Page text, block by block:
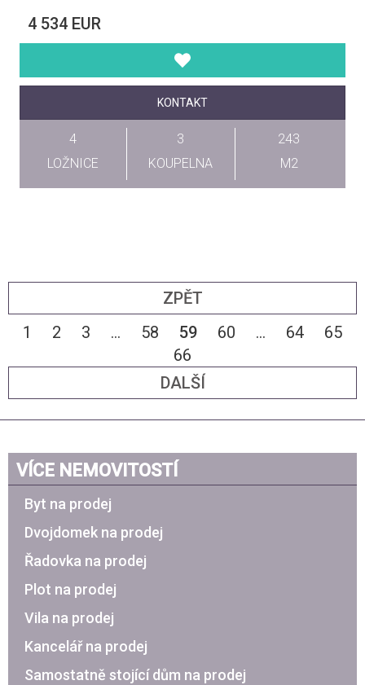
4 534 EUR
KONTAKT
4
LOŽNICE
3
KOUPELNA
243
M2
ZPĚT
1
2 3 ... 58 59 60 ... 64
65
66
DALŠÍ
VÍCE NEMOVITOSTÍ
Byt na prodej
Dvojdomek na prodej
Řadovka na prodej
Plot na prodej
Vila na prodej
Kancelář na prodej
Samostatně stojící dům na prodej